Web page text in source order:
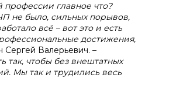
профессии главное что?
не было, сильных порывов,
всё – вот это и есть
достижения,
Сергей Валерьевич. –
так, чтобы без внештатных
Мы так и трудились весь